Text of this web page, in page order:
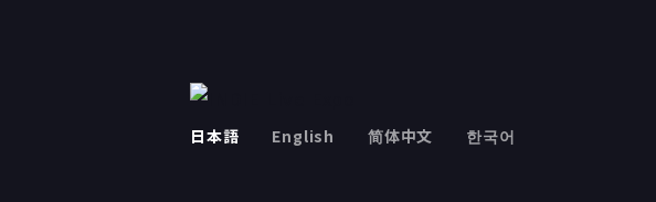
日本語 English 简体中文 한국어